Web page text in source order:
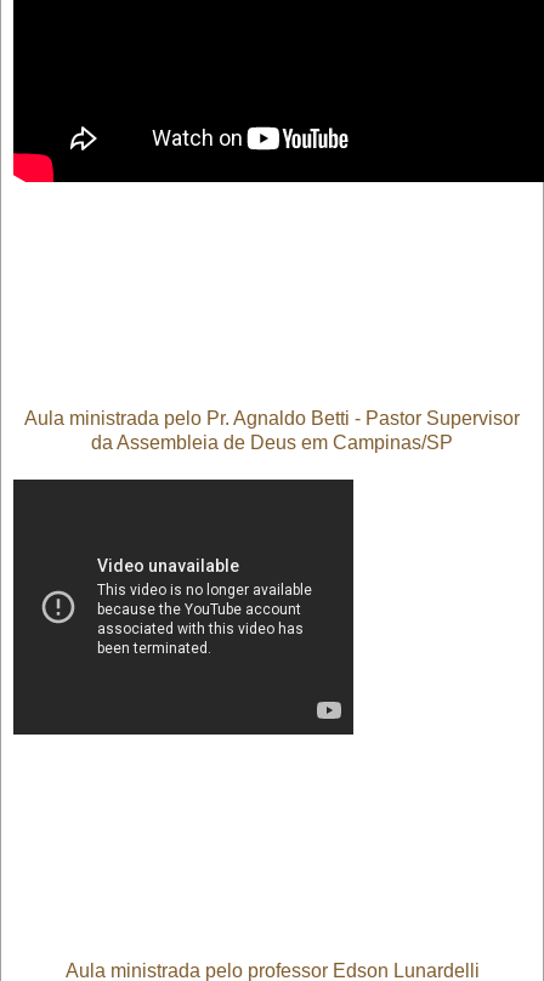
Aula ministrada pelo Pr. Agnaldo Betti - Pastor Supervisor
da Assembleia de Deus em Campinas/SP
Aula ministrada pelo professor Edson Lunardelli